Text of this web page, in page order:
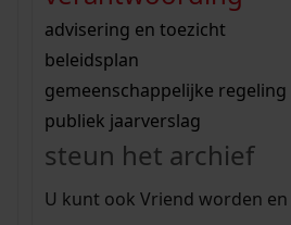
bouwvergunningen
omgevingsvergunningen
vergunningen
beeld en geluid
uitleg nodig?
Wij helpen u op weg met een
bekijk alle zoektips
Wij helpen u op weg met een
bekijk alle zoektips
bekijk ons geschiedenislokaal
advisering en toezicht
beleidsplan
gemeenschappelijke regeling
publiek jaarverslag
steun het archief
U kunt ook Vriend worden
zoektips
Mijn Studiezaal (inloggen)